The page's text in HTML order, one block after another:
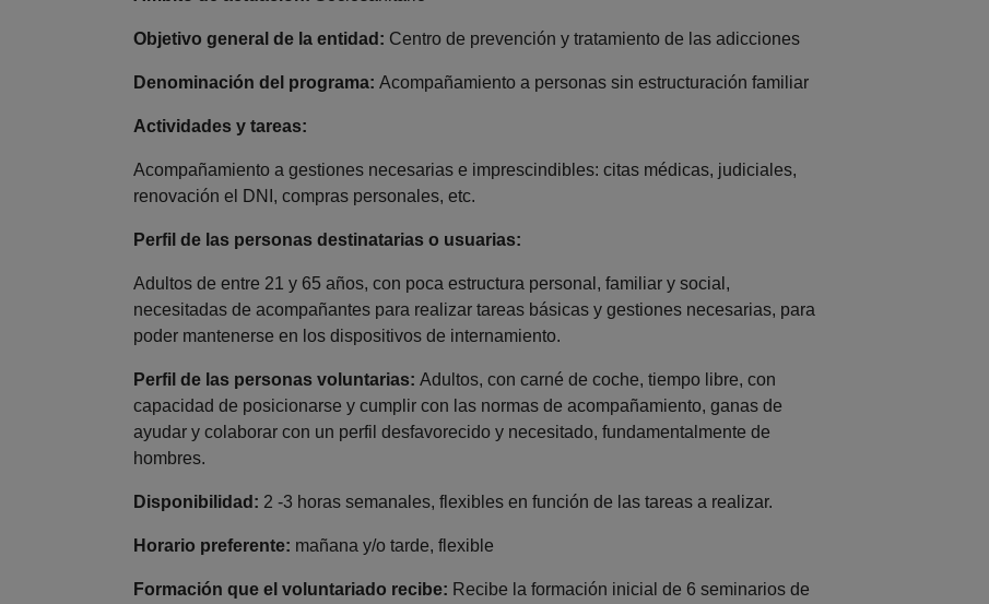
Objetivo general de la entidad: Centro de prevención y tratamiento de las adicciones
Denominación del programa: Acompañamiento a personas sin estructuración familiar
Actividades y tareas:
Acompañamiento a gestiones necesarias e imprescindibles: citas médicas, judiciales,
renovación el DNI, compras personales, etc.
Perfil de las personas destinatarias o usuarias:
Adultos de entre 21 y 65 años, con poca estructura personal, familiar y social,
necesitadas de acompañantes para realizar tareas básicas y gestiones necesarias, para
poder mantenerse en los dispositivos de internamiento.
Perfil de las personas voluntarias: Adultos, con carné de coche, tiempo libre, con
capacidad de posicionarse y cumplir con las normas de acompañamiento, ganas de
ayudar y colaborar con un perfil desfavorecido y necesitado, fundamentalmente de
hombres.
Disponibilidad: 2 -3 horas semanales, flexibles en función de las tareas a realizar.
Horario preferente: mañana y/o tarde, flexible
Formación que el voluntariado recibe: Recibe la formación inicial de 6 seminarios de